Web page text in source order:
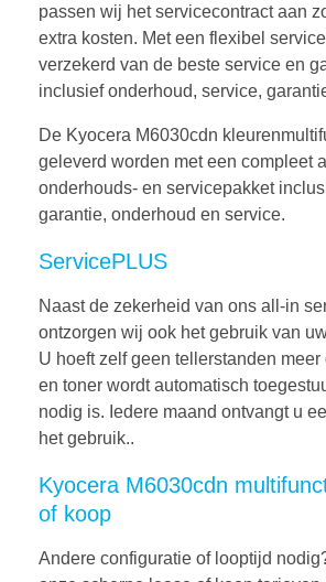
passen wij het servicecontract aan
extra kosten. Met een flexibel
verzekerd van de beste service en
inclusief onderhoud, service,
De Kyocera M6030cdn
geleverd worden met een compleet
onderhouds- en servicepakket
garantie, onderhoud en service.
ServicePLUS
Naast de zekerheid van ons all-in
ontzorgen wij ook het gebruik van
U hoeft zelf geen tellerstanden meer
en toner wordt automatisch
nodig is. Iedere maand ontvangt u
het gebruik..
Kyocera M6030cdn
of koop
Andere configuratie of looptijd